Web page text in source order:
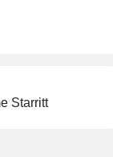
Starritt